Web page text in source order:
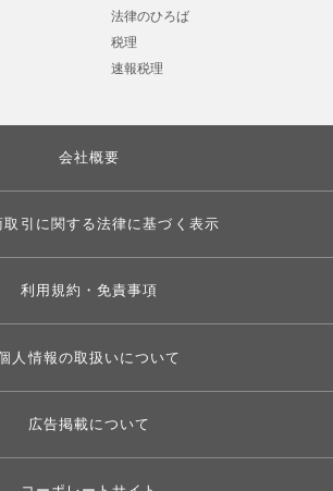
法律のひろば
税理
速報税理
会社概要
取引に関する法律に基づく表示
利用規約・免責事項
人情報の取扱いについて
広告掲載について